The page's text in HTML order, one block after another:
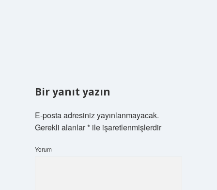
Bir yanıt yazın
E-posta adresiniz yayınlanmayacak.
Gerekli alanlar*ile işaretlenmişlerdir
Yorum